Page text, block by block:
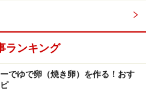
ランキング
でゆで卵（焼き卵）を作る！おす